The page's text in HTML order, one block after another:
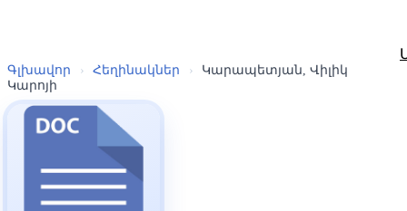
Գլխավոր › Հեղինակներ ›
Կարապետյան, Վիլիկ
Կարոյի